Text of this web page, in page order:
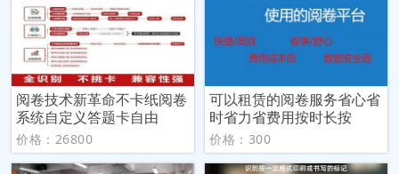
阅卷技术新革命不卡纸阅卷
系统自定义答题卡自由
价格：26800
可以租赁的阅卷服务省心省
时省力省费用按时长按
价格：300